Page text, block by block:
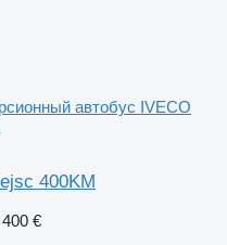
автобус IVECO
400KM
€